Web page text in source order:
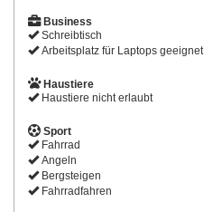
Business
Schreibtisch
Arbeitsplatz für Laptops geeignet
Haustiere
Haustiere nicht erlaubt
Sport
Fahrrad
Angeln
Bergsteigen
Fahrradfahren